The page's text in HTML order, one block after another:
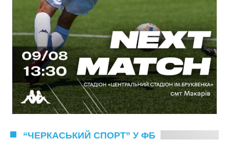
“ЧЕРКАСЬКИЙ СПОРТ” У ФБ